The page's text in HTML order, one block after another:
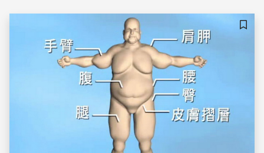
儲存